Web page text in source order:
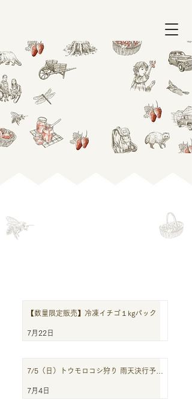
【数量限定販売】冷凍イチゴ１kgパック
7月22日
7/5（日）トウモロコシ狩り 雨天決行予定
7月4日